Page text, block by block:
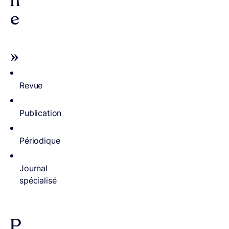
e
»
Revue
Publication
Périodique
Journal
spécialisé